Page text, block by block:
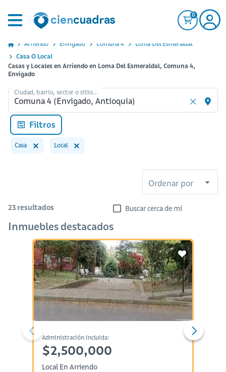
0
Arriendo Envigado Comuna 4
Loma Del Esmeraldal
Casa O Local
Casas y Locales en Arriendo en Loma Del Esmeraldal, Comuna 4,
Envigado
Ciudad, barrio, sector o sitio...
Filtros
Casa Local
Ordenar por
23 resultados Buscar cerca de mi
Inmuebles destacados
Administración incluida:
$2,500,000
Local En Arriendo